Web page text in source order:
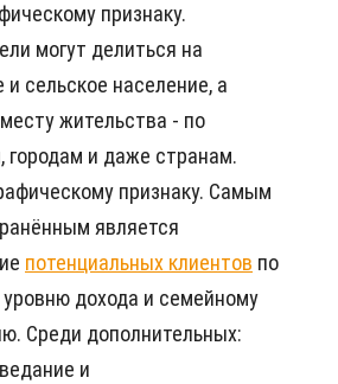
признаку.
могут делиться на
и сельское население, а
жительства - по
городам и даже странам.
признаку. Самым
является
потенциальных клиентов по
уровню дохода и семейному
Среди дополнительных:
и